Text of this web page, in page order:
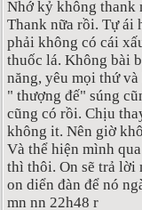
Nhớ kỷ không thank
Thank nữa rồi. Tự ái
phải không có cái
thuốc lá. Không bài
năng, yêu mọi thứ
" thượng đế" súng
cũng có rồi. Chịu
không it. Nên giờ
Và thể hiện mình
thì thôi. On sẽ trả lời
on diển đàn để nó
mn nn 22h48 r